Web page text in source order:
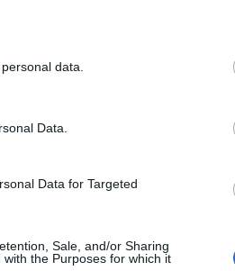
data.
Data.
Data for Targeted
Sale, and/or Sharing
the Purposes for which it
reunióban. Argent és White
pár korábban felvett
évtizeddel később, 2008-
a
Hát egy még hatásvadászabb
gitárosa,Pete